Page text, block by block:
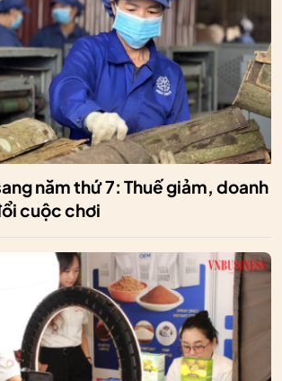
năm thứ 7: Thuế giảm, doanh
cuộc chơi